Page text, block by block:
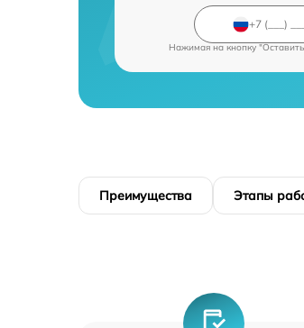
Нажимая на кнопку
Преимущества Этапы